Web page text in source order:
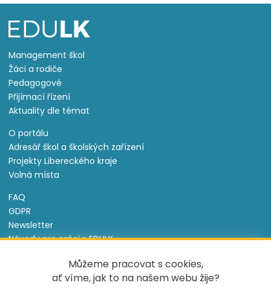
Můžeme pracovat s cookies,
ať víme, jak to na našem webu žije?
Management škol
Žáci a rodiče
Pedagogové
Přijímací řízení
Aktuality dle témat
O portálu
Adresář škol a školských zařízení
Projekty Libereckého kraje
Volná místa
FAQ
GDPR
Newsletter
Návody pro práci s EDULK
Nastavení cookies
Informace o souborech cookie